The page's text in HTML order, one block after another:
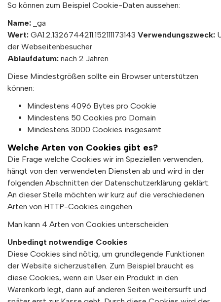
So können zum Beispiel Cookie-Daten aussehen:
Name: _ga
Wert: GA1.2.1326744211.152111173143 Verwendungszweck:
der Webseitenbesucher
Ablaufdatum: nach 2 Jahren
Diese Mindestgrößen sollte ein Browser unterstützen
können:
Mindestens 4096 Bytes pro Cookie
Mindestens 50 Cookies pro Domain
Mindestens 3000 Cookies insgesamt
Welche Arten von Cookies gibt es?
Die Frage welche Cookies wir im Speziellen verwenden,
hängt von den verwendeten Diensten ab und wird in der
folgenden Abschnitten der Datenschutzerklärung geklärt.
An dieser Stelle möchten wir kurz auf die verschiedenen
Arten von HTTP-Cookies eingehen.
Man kann 4 Arten von Cookies unterscheiden:
Unbedingt notwendige Cookies
Diese Cookies sind nötig, um grundlegende Funktionen
der Website sicherzustellen. Zum Beispiel braucht es
diese Cookies, wenn ein User ein Produkt in den
Warenkorb legt, dann auf anderen Seiten weitersurft und